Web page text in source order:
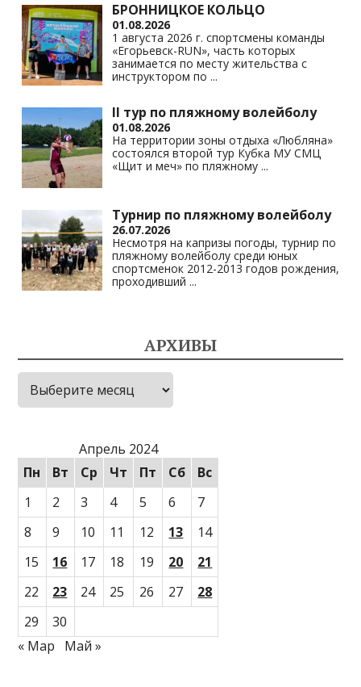
БРОННИЦКОЕ КОЛЬЦО
01.08.2026
1 августа 2026 г. спортсмены команды
«Егорьевск-RUN», часть которых
занимается по месту жительства с
инструктором по ...
II тур по пляжному волейболу
01.08.2026
На территории зоны отдыха «Любляна»
состоялся второй тур Кубка МУ СМЦ
«Щит и меч» по пляжному ...
Турнир по пляжному волейболу
26.07.2026
Несмотря на капризы погоды, турнир по
пляжному волейболу среди юных
спортсменок 2012-2013 годов рождения,
проходивший ...
АРХИВЫ
Архивы
Апрель 2024
Пн
Вт Ср Чт Пт Сб
Вс
1
2 3 4 5 6
7
8
9 10 11 12 13
14
15
16 17 18 19 20
21
22
23 24 25 26 27
28
29
30
« Мар
Май »